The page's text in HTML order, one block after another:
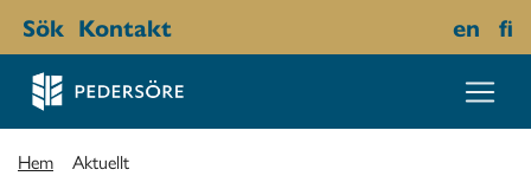
Sök Kontakt en fi
Hem Aktuellt